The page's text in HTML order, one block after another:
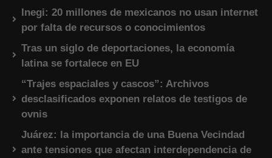
Inegi: 20 millones de mexicanos no usan internet
por falta de recursos o conocimientos
Tras un siglo de deportaciones, la economía
latina se fortalece en EU
“Trajes espaciales y cascos”: Archivos
desclasificados exponen relatos de testigos de
ovnis
Juárez: la importancia de una Buena Vecindad
ante tensiones que afectan interdependencia de